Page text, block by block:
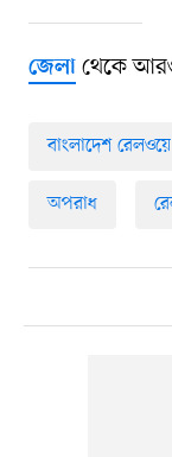
জেলাথেকে
বাংলাদেশ রেলওয়ে
অপরাধ